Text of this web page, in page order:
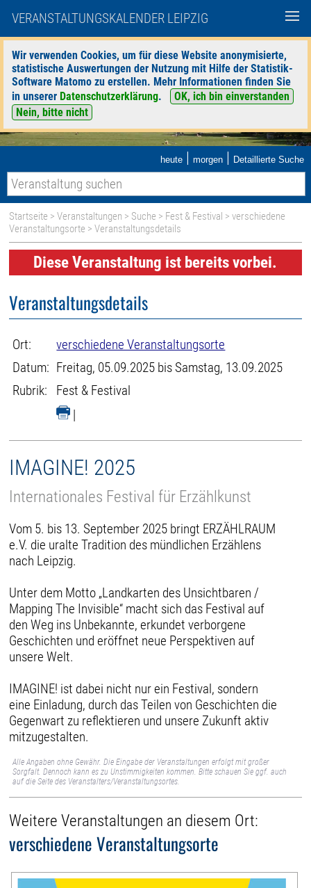
VERANSTALTUNGSKALENDER LEIPZIG
Wir verwenden Cookies, um für diese Website anonymisierte,
statistische Auswertungen der Nutzung mit Hilfe der Statistik-
Software Matomo zu erstellen. Mehr Informationen finden Sie
in unserer Datenschutzerklärung.
OK, ich bin einverstanden
Nein, bitte nicht
heute | morgen | Detaillierte Suche
Startseite >Veranstaltungen > Suche > Fest & Festival >verschiedene
Veranstaltungsorte > Veranstaltungsdetails
Diese Veranstaltung ist bereits vorbei.
Veranstaltungsdetails
Ort:
verschiedene Veranstaltungsorte
Datum: Freitag, 05.09.2025 bis Samstag, 13.09.2025
Rubrik:
Fest & Festival
|
IMAGINE! 2025
Internationales Festival für Erzählkunst
Vom 5. bis 13. September 2025 bringt ERZÄHLRAUM
e.V. die uralte Tradition des mündlichen Erzählens
nach Leipzig.
Unter dem Motto „Landkarten des Unsichtbaren /
Mapping The Invisible“ macht sich das Festival auf
den Weg ins Unbekannte, erkundet verborgene
Geschichten und eröffnet neue Perspektiven auf
unsere Welt.
IMAGINE! ist dabei nicht nur ein Festival, sondern
eine Einladung, durch das Teilen von Geschichten die
Gegenwart zu reflektieren und unsere Zukunft aktiv
mitzugestalten.
Alle Angaben ohne Gewähr. Die Eingabe der Veranstaltungen erfolgt mit großer
Sorgfalt. Dennoch kann es zu Unstimmigkeiten kommen. Bitte schauen Sie ggf. auch
auf die Seite des Veranstalters/Veranstaltungsortes.
Weitere Veranstaltungen an diesem Ort:
verschiedene Veranstaltungsorte